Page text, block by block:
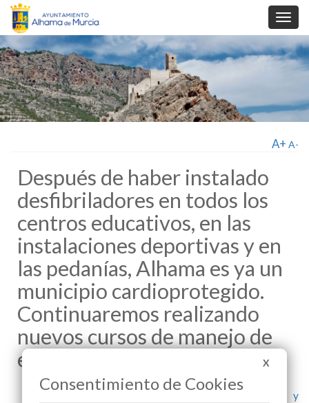
A+ A-
Después de haber instalado
desfibriladores en todos los
centros educativos, en las
instalaciones deportivas y en
las pedanías, Alhama es ya un
municipio cardioprotegido.
Continuaremos realizando
nuevos cursos de manejo de
estos aparatos.
Nuevo curso sobre reanimación cardiopulmonar y
X
Consentimiento de Cookies